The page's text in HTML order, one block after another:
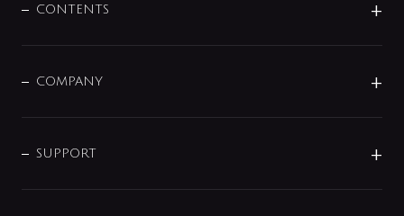
その他
センサー・タッチ水栓
単水栓
分岐
CONTENTS
COMPANY
企業理念
SUPPORT